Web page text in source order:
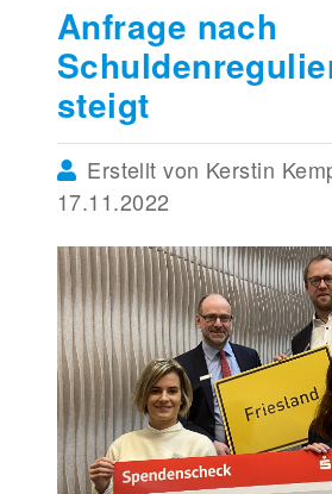
Anfrage nach
steigt
Erstellt von Kerstin
17.11.2022